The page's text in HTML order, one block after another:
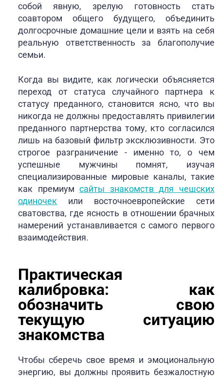
собой явную, зрелую готовность стать
соавтором общего будущего, объединить
долгосрочные домашние цели и взять на себя
реальную ответственность за благополучие
семьи.
Когда вы видите, как логически объясняется
переход от статуса случайного партнера к
статусу преданного, становится ясно, что вы
никогда не должны предоставлять привилегии
преданного партнерства тому, кто согласился
лишь на базовый фильтр эксклюзивности. Это
строгое разграничение - именно то, о чем
успешные мужчины помнят, изучая
специализированные мировые каналы, такие
как премиумсайты знакомств для чешских
одиночек или восточноевропейские сети
сватовства, где ясность в отношении брачных
намерений устанавливается с самого первого
взаимодействия.
Практическая
калибровка: как
обозначить свою
текущую ситуацию
знакомства
Чтобы сберечь свое время и эмоциональную
энергию, вы должны проявить безжалостную